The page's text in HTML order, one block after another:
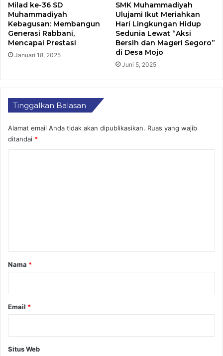
Milad ke-36 SD
Muhammadiyah
Kebagusan: Membangun
Generasi Rabbani,
Mencapai Prestasi
Januari 18, 2025
SMK Muhammadiyah
Ulujami Ikut Meriahkan
Hari Lingkungan Hidup
Sedunia Lewat “Aksi
Bersih dan Mageri Segoro”
di Desa Mojo
Juni 5, 2025
Tinggalkan Balasan
Alamat email Anda tidak akan dipublikasikan. Ruas yang wajib
ditandai *
r
Nama *
Email *
Situs Web